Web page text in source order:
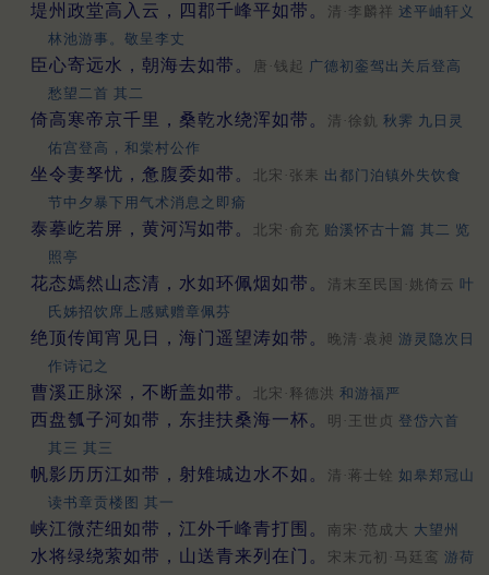
堤州政堂高入云，四郡千峰平如带。 清·李麟祥 述平岫轩义
林池游事。敬呈李丈
臣心寄远水，朝海去如带。 唐·钱起 广德初銮驾出关后登高
愁望二首 其二
倚高寒帝京千里，桑乾水绕浑如带。 清·徐釚 秋霁 九日灵
佑宫登高，和棠村公作
坐令妻孥忧，惫腹委如带。 北宋·张耒 出都门泊镇外失饮食
节中夕暴下用气术消息之即瘉
泰摹屹若屏，黄河泻如带。 北宋·俞充 贻溪怀古十篇 其二 览
照亭
花态嫣然山态清，水如环佩烟如带。 清末至民国·姚倚云 叶
氏姊招饮席上感赋赠章佩芬
绝顶传闻宵见日，海门遥望涛如带。 晚清·袁昶 游灵隐次日
作诗记之
曹溪正脉深，不断盖如带。 北宋·释德洪 和游福严
西盘瓠子河如带，东挂扶桑海一杯。 明·王世贞 登岱六首
其三 其三
帆影历历江如带，射雉城边水不如。 清·蒋士铨 如皋郑冠山
读书章贡楼图 其一
峡江微茫细如带，江外千峰青打围。 南宋·范成大 大望州
水将绿绕萦如带，山送青来列在门。 宋末元初·马廷鸾 游荷